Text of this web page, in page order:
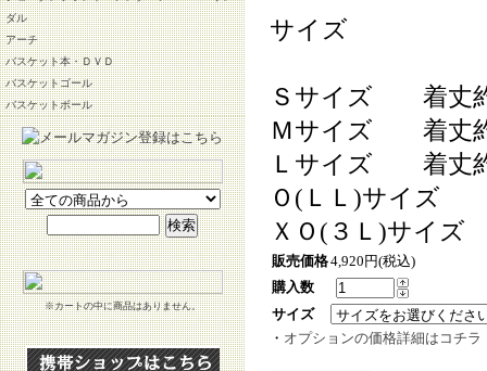
ダル
アーチ
バスケット本・ＤＶＤ
バスケットゴール
バスケットボール
※カートの中に商品はありません。
サイズ
Ｓサイズ 着丈
Ｍサイズ 着丈
Ｌサイズ 着丈
Ｏ(ＬＬ)サイズ
ＸＯ(３Ｌ)サイ
販売価格4,920円(税込)
購入数
サイズ
・ オプションの価格詳細はコチラ